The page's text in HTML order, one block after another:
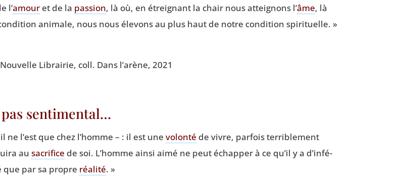
l’amour et de la pas­sion, là où, en étrei­gnant la chair nous attei­gnons l’âme, là
ani­male, nous nous éle­vons au plus haut de notre condi­tion spirituelle. »
Librai­rie, coll. Dans l’arène, 2021
pas sentimental…
ne l’est que chez l’homme – : il est une volon­té de vivre, par­fois ter­ri­ble­ment
ausacri­fice de soi. L’homme ain­si aimé ne peut échap­per à ce qu’il y a d’in­fé­
par sa propre réa­li­té. »